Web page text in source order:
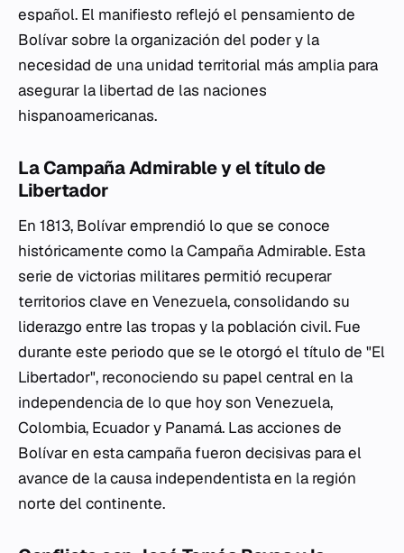
español. El manifiesto reflejó el pensamiento de
Bolívar sobre la organización del poder y la
necesidad de una unidad territorial más amplia para
asegurar la libertad de las naciones
hispanoamericanas.
La Campaña Admirable y el título de
Libertador
En 1813, Bolívar emprendió lo que se conoce
históricamente como la Campaña Admirable. Esta
serie de victorias militares permitió recuperar
territorios clave en Venezuela, consolidando su
liderazgo entre las tropas y la población civil. Fue
durante este periodo que se le otorgó el título de "El
Libertador", reconociendo su papel central en la
independencia de lo que hoy son Venezuela,
Colombia, Ecuador y Panamá. Las acciones de
Bolívar en esta campaña fueron decisivas para el
avance de la causa independentista en la región
norte del continente.